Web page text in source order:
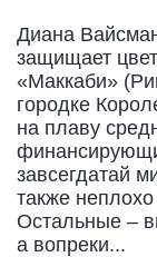
Диана
защищает
«Маккаби»
городке
на плаву
завсегдатай
также
Остальные –
а вопреки...